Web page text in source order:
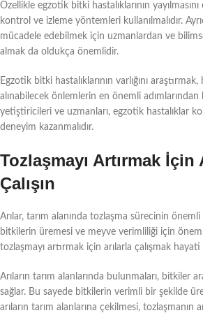
Özellikle egzotik bitki hastalıklarının yayılmasını
kontrol ve izleme yöntemleri kullanılmalıdır.
mücadele edebilmek için uzmanlardan ve
almak da oldukça önemlidir.
Egzotik bitki hastalıklarının varlığını araştırmak,
alınabilecek önlemlerin en önemli
yetiştiricileri ve uzmanları, egzotik hastalıklar
deneyim kazanmalıdır.
Tozlaşmayı Artırmak İçin
Çalışın
Arılar, tarım alanında tozlaşma sürecinin önemli
bitkilerin üremesi ve meyve verimliliği için
tozlaşmayı artırmak için arılarla çalışmak
Arıların tarım alanlarında bulunmaları, bitkiler
sağlar. Bu sayede bitkilerin verimli bir şekilde
arıların tarım alanlarına çekilmesi, tozlaşmanın